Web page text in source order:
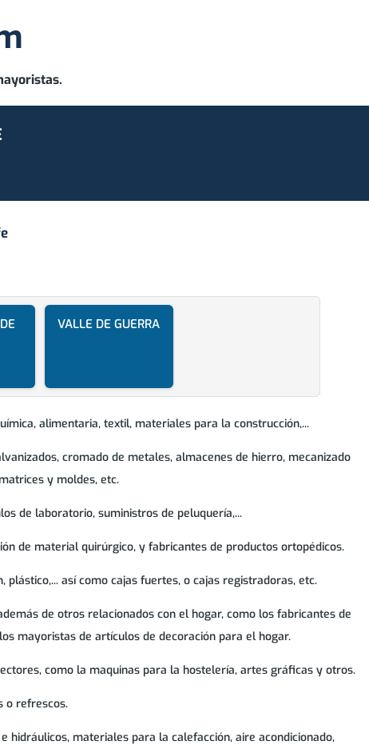
VALLE DE GUERRA
alimentaria, textil, materiales para la construcción,...
cromado de metales, almacenes de hierro, mecanizado
y moldes, etc.
de laboratorio, suministros de peluquería,...
de material quirúrgico, y fabricantes de productos ortopédicos.
así como cajas fuertes, o cajas registradoras, etc.
de otros relacionados con el hogar, como los fabricantes de
mayoristas de artículos de decoración para el hogar.
como la maquinas para la hostelería, artes gráficas y otros.
o refrescos.
materiales para la calefacción, aire acondicionado,